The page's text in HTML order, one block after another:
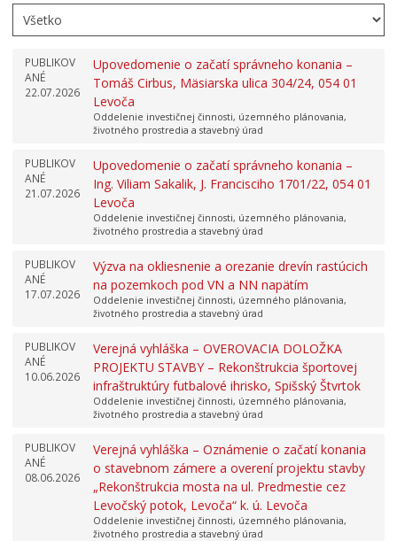
PUBLIKOV
ANÉ
22.07.2026
Upovedomenie o začatí správneho konania –
Tomáš Cirbus, Mäsiarska ulica 304/24, 054 01
Levoča
Oddelenie investičnej činnosti, územného plánovania,
životného prostredia a stavebný úrad
PUBLIKOV
ANÉ
21.07.2026
Upovedomenie o začatí správneho konania –
Ing. Viliam Sakalik, J. Francisciho 1701/22, 054 01
Levoča
Oddelenie investičnej činnosti, územného plánovania,
životného prostredia a stavebný úrad
PUBLIKOV
ANÉ
17.07.2026
Výzva na okliesnenie a orezanie drevín rastúcich
na pozemkoch pod VN a NN napätím
Oddelenie investičnej činnosti, územného plánovania,
životného prostredia a stavebný úrad
PUBLIKOV
ANÉ
10.06.2026
Verejná vyhláška – OVEROVACIA DOLOŽKA
PROJEKTU STAVBY – Rekonštrukcia športovej
infraštruktúry futbalové ihrisko, Spišský Štvrtok
Oddelenie investičnej činnosti, územného plánovania,
životného prostredia a stavebný úrad
PUBLIKOV
ANÉ
08.06.2026
Verejná vyhláška – Oznámenie o začatí konania
o stavebnom zámere a overení projektu stavby
„Rekonštrukcia mosta na ul. Predmestie cez
Levočský potok, Levoča“ k. ú. Levoča
Oddelenie investičnej činnosti, územného plánovania,
životného prostredia a stavebný úrad